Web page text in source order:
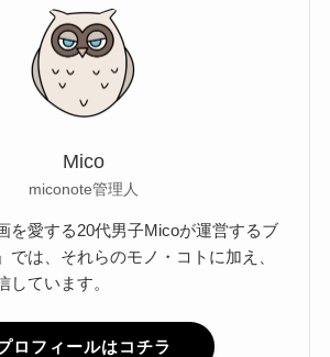
Mico
miconote管理人
を愛する20代男子Micoが運営するブ
では、それらのモノ・コトに加え、
しています。
ロフィールはコチラ